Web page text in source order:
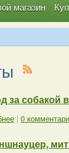
магазин
за собакой
| 0